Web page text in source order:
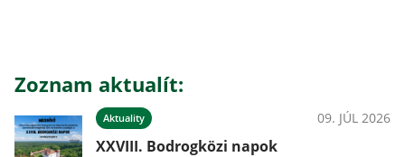
Zoznam aktualít:
Aktuality 09. JÚL 2026
XXVIII. Bodrogközi napok